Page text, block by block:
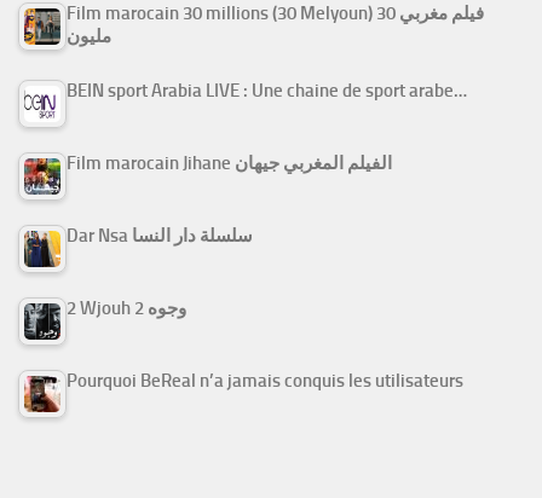
Film marocain 30 millions (30 Melyoun) فيلم مغربي 30
مليون
BEIN sport Arabia LIVE : Une chaine de sport arabe…
Film marocain Jihane الفيلم المغربي جيهان
Dar Nsa سلسلة دار النسا
2 Wjouh 2 وجوه
Pourquoi BeReal n’a jamais conquis les utilisateurs